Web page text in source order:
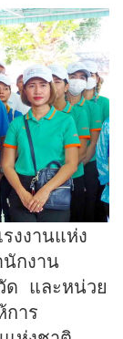
งงานแห่ง
กงาน
ด และหน่วย
การ